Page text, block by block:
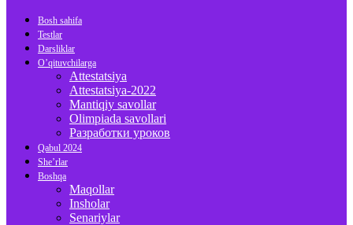
Bosh sahifa
Testlar
Darsliklar
O’qituvchilarga
Attestatsiya
Attestatsiya-2022
Mantiqiy savollar
Olimpiada savollari
Разработки уроков
Qabul 2024
She’rlar
Boshqa
Maqollar
Insholar
Senariylar